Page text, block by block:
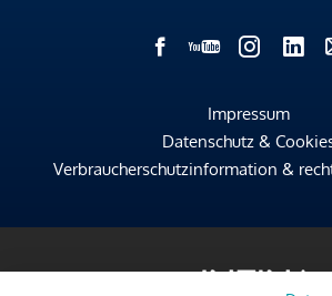
Impressum
Datenschutz &
Verbraucherschutzinformation &